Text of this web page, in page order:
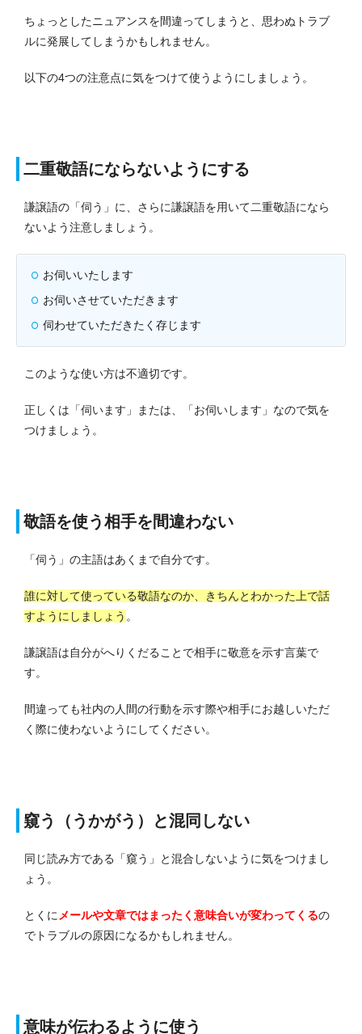
ちょっとしたニュアンスを間違ってしまうと、思わぬトラブ
ルに発展してしまうかもしれません。
以下の4つの注意点に気をつけて使うようにしましょう。
二重敬語にならないようにする
謙譲語の「伺う」に、さらに謙譲語を用いて二重敬語になら
ないよう注意しましょう。
お伺いいたします
お伺いさせていただきます
伺わせていただきたく存じます
このような使い方は不適切です。
正しくは「伺います」または、「お伺いします」なので気を
つけましょう。
敬語を使う相手を間違わない
「伺う」の主語はあくまで自分です。
誰に対して使っている敬語なのか、きちんとわかった上で話
すようにしましょう 。
謙譲語は自分がへりくだることで相手に敬意を示す言葉で
す。
間違っても社内の人間の行動を示す際や相手にお越しいただ
く際に使わないようにしてください。
窺う（うかがう）と混同しない
同じ読み方である「窺う」と混合しないように気をつけまし
ょう。
とくに メールや文章ではまったく意味合いが変わってくるの
でトラブルの原因になるかもしれません。
意味が伝わるように使う